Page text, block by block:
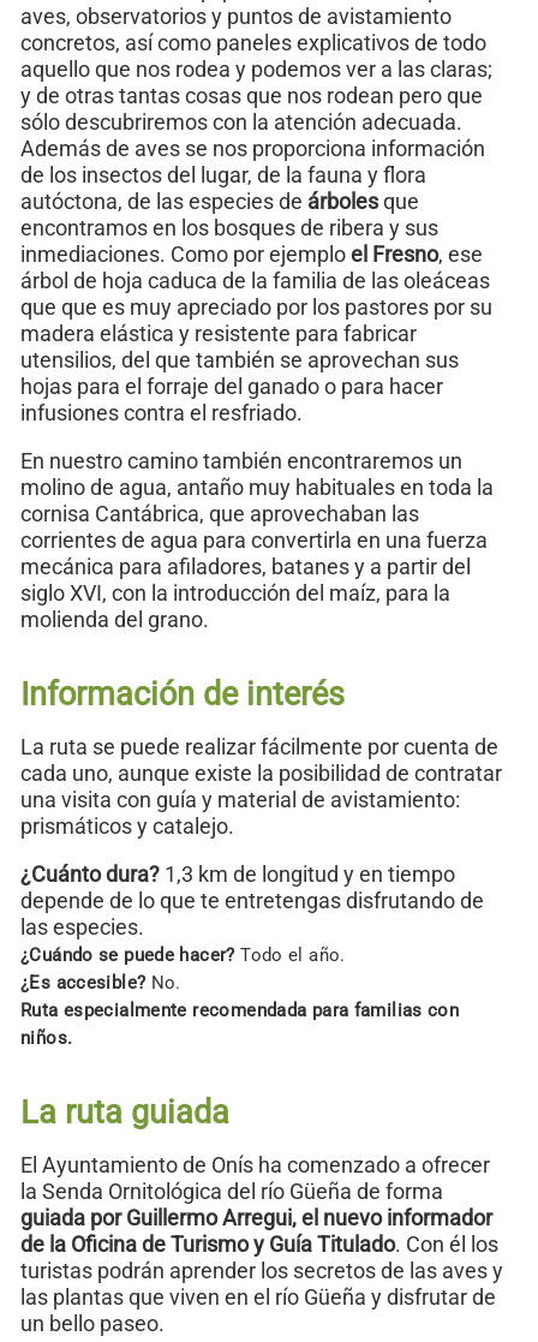
aves, observatorios y puntos de avistamiento
concretos, así como paneles explicativos de todo
aquello que nos rodea y podemos ver a las claras;
y de otras tantas cosas que nos rodean pero que
sólo descubriremos con la atención adecuada.
Además de aves se nos proporciona información
de los insectos del lugar, de la fauna y flora
autóctona, de las especies de árbolesque
encontramos en los bosques de ribera y sus
inmediaciones. Como por ejemploel Fresno, ese
árbol de hoja caduca de la familia de las oleáceas
que que es muy apreciado por los pastores por su
madera elástica y resistente para fabricar
utensilios, del que también se aprovechan sus
hojas para el forraje del ganado o para hacer
infusiones contra el resfriado.
En nuestro camino también encontraremos un
molino de agua, antaño muy habituales en toda la
cornisa Cantábrica, que aprovechaban las
corrientes de agua para convertirla en una fuerza
mecánica para afiladores, batanes y a partir del
siglo XVI, con la introducción del maíz, para la
molienda del grano.
Información de interés
La ruta se puede realizar fácilmente por cuenta de
cada uno, aunque existe la posibilidad de contratar
una visita con guía y material de avistamiento:
prismáticos y catalejo.
¿Cuánto dura? 1,3 km de longitud y en tiempo
depende de lo que te entretengas disfrutando de
las especies.
¿Cuándo se puede hacer?Todo el año.
¿Es accesible? No.
Ruta especialmente recomendada para familias con
niños.
La ruta guiada
El Ayuntamiento de Onís ha comenzado a ofrecer
la Senda Ornitológica del río Güeña de forma
guiada por Guillermo Arregui, el nuevo informador
de la Oficina de Turismo y Guía Titulado. Con él los
turistas podrán aprender los secretos de las aves y
las plantas que viven en el río Güeña y disfrutar de
un bello paseo.